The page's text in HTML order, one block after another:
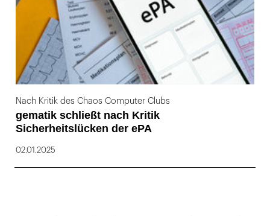
Nach Kritik des Chaos Computer Clubs
gematik schließt nach Kritik
Sicherheitslücken der ePA
02.01.2025